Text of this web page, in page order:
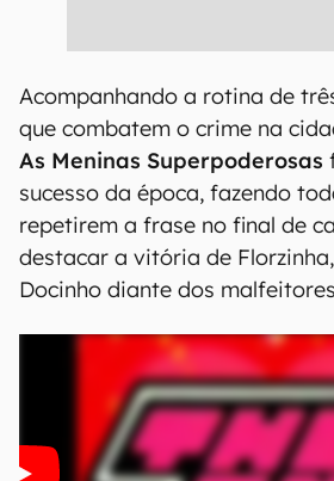
Acompanhando a rotina de
que combatem o crime na
As Meninas Superpoderosas
sucesso da época, fazendo
repetirem a frase no final de
destacar a vitória de
Docinho diante dos